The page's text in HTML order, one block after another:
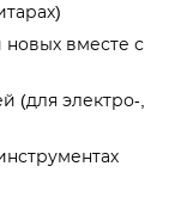
новых вместе с
(для электро-,